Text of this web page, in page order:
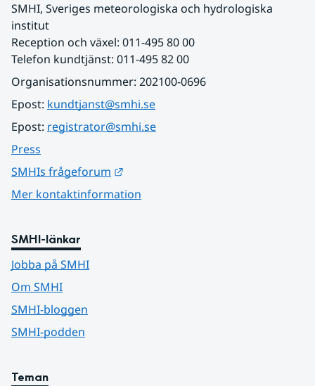
SMHI, Sveriges meteorologiska och hydrologiska
institut
Reception och växel: 011-495 80 00
Telefon kundtjänst: 011-495 82 00
Organisationsnummer: 202100-0696
Epost: kundtjanst@smhi.se
Epost: registrator@smhi.se
Press
SMHIs frågeforum
Mer kontaktinformation
SMHI-länkar
Jobba på SMHI
Om SMHI
SMHI-bloggen
SMHI-podden
Teman